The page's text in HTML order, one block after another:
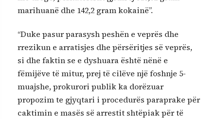
marihuanë dhe 142,2 gram kokainë”.
“Duke pasur parasysh peshën e veprës dhe
rrezikun e arratisjes dhe përsëritjes së veprës,
si dhe faktin se e dyshuara është nënë e
fëmijëve të mitur, prej të cilëve një foshnje 5-
muajshe, prokurori publik ka dorëzuar
propozim te gjyqtari i procedurës paraprake për
caktimin e masës së arrestit shtëpiak për të